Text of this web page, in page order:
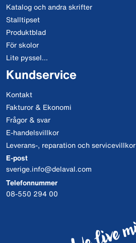
Katalog och andra skrifter
Stalltipset
Produktblad
För skolor
Lite pyssel...
Kundservice
Kontakt
Fakturor & Ekonomi
Frågor & svar
E-handelsvillkor
Leverans-, reparation och servicevillkor
E-post
sverige.info@delaval.com
Telefonnummer
08-550 294 00